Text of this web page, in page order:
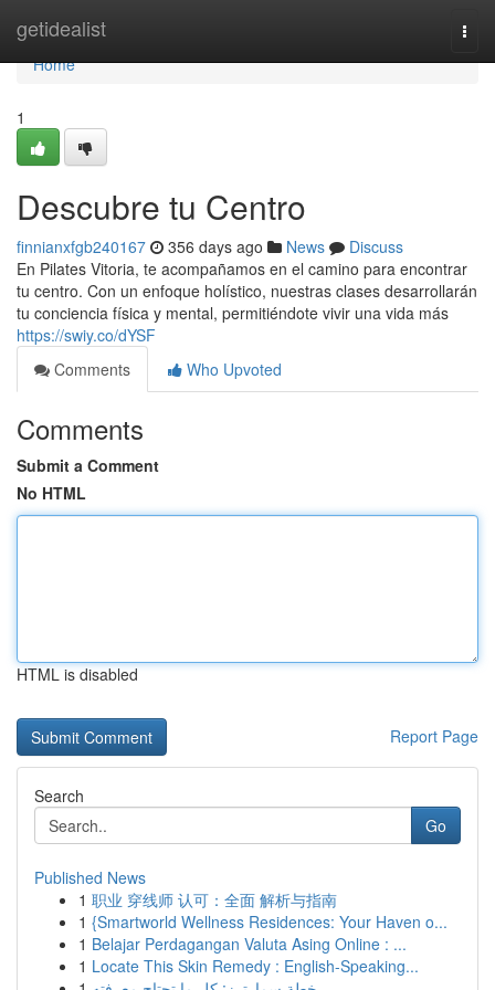
getidealist
Home
Home
1
Descubre tu Centro
finnianxfgb240167 356 days ago News
Discuss
En Pilates Vitoria, te acompañamos en el camino para encontrar
tu centro. Con un enfoque holístico, nuestras clases desarrollarán
tu conciencia física y mental, permitiéndote vivir una vida más
https://swiy.co/dYSF
Comments
Who Upvoted
Comments
Submit a Comment
No HTML
HTML is disabled
Report Page
Search
Go
Published News
1 职业 穿线师 认可：全面 解析与指南
1 {Smartworld Wellness Residences: Your Haven o...
1 Belajar Perdagangan Valuta Asing Online : ...
1 Locate This Skin Remedy : English-Speaking...